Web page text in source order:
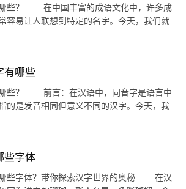
哪些？ 在中国丰富的成语文化中，许多成
容易让人联想到特定的名字。今天，我们就
有哪些
哪些？ 前言：在汉语中，同音字是语言中
的是发音相同但意义不同的汉字。今天，我
些字体
些字体？带你探索汉字世界的奥秘 在汉